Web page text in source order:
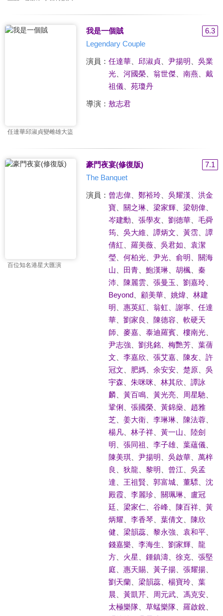
任達華邱淑貞變雌雄大盜
我是一個賊
6.3
Legendary Couple
演員： 任達華、 邱淑貞、 尹揚明
吳業
光、 河國榮、 翁世傑、 南燕
戴
祖儀、 苑瓊丹
導演： 敖志君
百位知名港星大匯演
豪門夜宴(修復版)
7.1
The Banquet
演員： 曾志偉、 鄭裕玲、 吳耀漢
洪金
寶、 關之琳、 梁家輝、 梁朝偉、
岑建勳
張學友、 劉德華、 毛舜
筠、 吳大維、 譚炳文 黃霑、 譚
倩紅
羅美薇、 吳君如
袁潔
瑩、 何柏光、 尹光、 俞明
關海
山
田青、 鮑漢琳、 胡楓、 秦
沛、 陳麗雲、 張曼玉 劉嘉玲、
Beyond、 顧美華、 姚煒、 林建
明
惠英紅 翁虹、 謝寧、 任達
華、 劉家良 陳德容
軟硬天
師、 麥嘉、 泰迪羅賓、 樓南光、
尹志強
劉兆銘、 梅艷芳、 葉蒨
文
李嘉欣 張艾嘉、 陳友、 許
冠文
肥媽、 余安安、 楚原、 吳
宇森
朱咪咪 林其欣
譚詠
麟、 黃百鳴、 黃光亮、 周星馳
鞏俐
張國榮、 黃錦燊、 趙雅
芝、 姜大衛、 李琳琳、 陳法蓉、
楊凡、 林子祥、 黃一山
陸劍
明
張同祖 李子雄、 葉蘊儀、
陳美琪、 尹揚明 吳啟華、 萬梓
良
狄龍 黎明 曾江
吳孟
達
王祖賢 郭富城、 董驃、 沈
殿霞、 李麗珍、 關珮琳、
盧冠
廷
梁家仁 谷峰、 陳百祥、 黃
炳耀
李香琴 葉倩文
陳欣
健
梁韻蕊、 黎永強 袁和平、
錢嘉樂
李海生 劉家輝、 龍
方、 火星 鍾鎮濤、 徐克、 張堅
庭
惠天賜、 黃子揚、 張耀揚、
劉天蘭、 梁韻蕊、 楊寶玲、 葉
晨
黃凱芹、 周元武、 馮克安、
太極樂隊、 草蜢樂隊、 羅啟銳